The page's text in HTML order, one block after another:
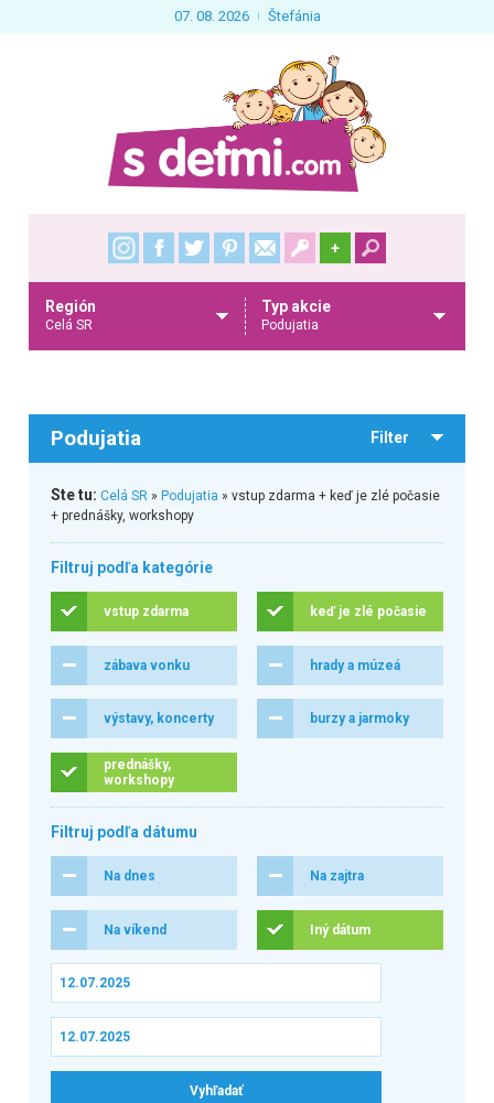
07. 08. 2026 Štefánia
+
Región
Celá SR
Typ akcie
Podujatia
Podujatia Filter
Ste tu: Celá SR» Podujatia » vstup zdarma + keď je zlé počasie
+ prednášky, workshopy
Filtruj podľa kategórie
vstup zdarma keď je zlé počasie
zábava vonku hrady a múzeá
výstavy, koncerty burzy a jarmoky
prednášky,
workshopy
Filtruj podľa dátumu
Na dnes Na zajtra
Na víkend Iný dátum